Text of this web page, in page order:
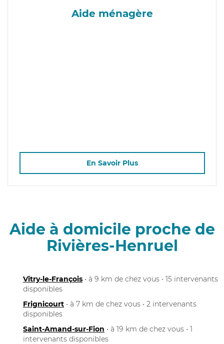
Aide ménagère
En Savoir Plus
Aide à domicile proche de
Rivières-Henruel
Vitry-le-François • à 9 km de chez vous • 15 intervenants
disponibles
Frignicourt • à 7 km de chez vous • 2 intervenants
disponibles
Saint-Amand-sur-Fion • à 19 km de chez vous • 1
intervenants disponibles